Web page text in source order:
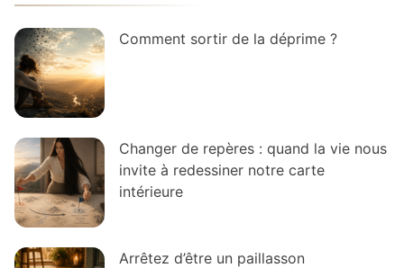
Comment sortir de la déprime ?
Changer de repères : quand la vie nous
invite à redessiner notre carte
intérieure
Arrêtez d’être un paillasson